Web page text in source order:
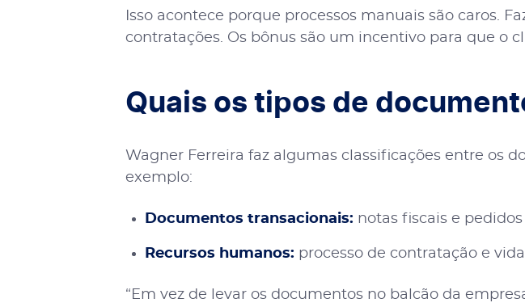
Isso acontece porque processos manuais são caros.
contratações. Os bônus são um incentivo para que o
Quais os tipos de
Wagner Ferreira faz algumas classificações entre os
exemplo:
Documentos transacionais: notas fiscais e
Recursos humanos: processo de contratação e
“Em vez de levar os documentos no balcão da